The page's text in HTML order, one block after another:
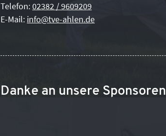
Telefon:02382 / 9609209
E-Mail: info@tve-ahlen.de
Danke an unsere Sponsoren